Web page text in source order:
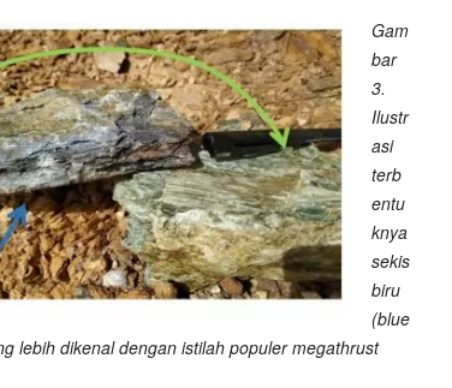
Gam
bar
3.
Ilustr
asi
terb
entu
knya
sekis
biru
(blue
lebih dikenal dengan istilah populer megathrust